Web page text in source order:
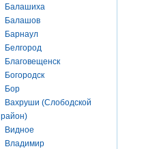
Балашиха
Балашов
Барнаул
Белгород
Благовещенск
Богородск
Бор
Вахруши (Слободской
район)
Видное
Владимир